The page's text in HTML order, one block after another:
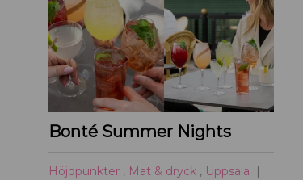
Bonté Summer Nights
Höjdpunkter , Mat & dryck , Uppsala